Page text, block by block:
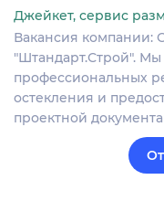
Джейкет, сервис
Вакансия
"Штандарт.Строй".
профессиональных
остекления и
проектной